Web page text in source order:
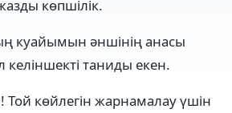
көпшілік.
куайымын әншінің анасы
келіншекті таниды екен.
көйлегін жарнамалау үшін